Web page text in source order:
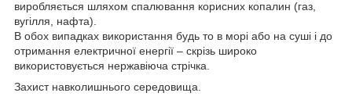
виробляється шляхом спалювання корисних копалин (газ,
вугілля, нафта).
В обох випадках використання будь то в морі або на суші і до
отримання електричної енергії – скрізь широко
використовується нержавіюча стрічка.
Захист навколишнього середовища.